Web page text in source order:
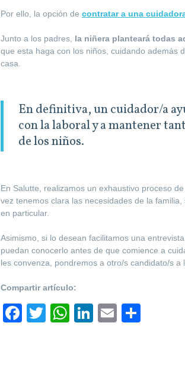
Por ello, la opción de contratar a una
Junto a los padres, la niñera planteará todas
que esta haga con los niños, cuidando además
casa.
En definitiva, un cuidador/a
con la laboral y a mantener
de los niños.
En Salutte, realizamos un exhaustivo proceso
vez tenemos clara las necesidades de la
en particular.
Asimismo, si lo desean facilitamos una
puedan conocerlo antes de que comience a
les convenza, pondremos a otro/s candidato/s
Compartir artículo:
F
T
W Li
E